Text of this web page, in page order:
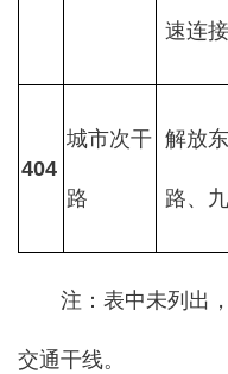
速连
404
城市次干
路
解放
路、
注：表中未列出，
交通干线。